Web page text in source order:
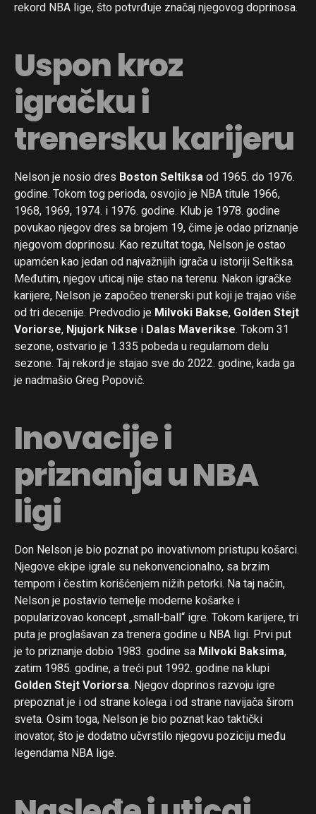
rekord NBA lige, što potvrđuje značaj njegovog doprinosa.
Uspon kroz
igračku i
trenersku karijeru
Nelson je nosio dres Boston Seltiksa od 1965. do 1976.
godine. Tokom tog perioda, osvojio je NBA titule 1966,
1968, 1969, 1974. i 1976. godine. Klub je 1978. godine
povukao njegov dres sa brojem 19, čime je odao priznanje
njegovom doprinosu. Kao rezultat toga, Nelson je ostao
upamćen kao jedan od najvažnijih igrača u istoriji Seltiksa.
Međutim, njegov uticaj nije stao na terenu. Nakon igračke
karijere, Nelson je započeo trenerski put koji je trajao više
od tri decenije. Predvodio je Milvoki Bakse, Golden Stejt
Voriorse, Njujork Nikse i Dalas Maverikse. Tokom 31
sezone, ostvario je 1.335 pobeda u regularnom delu
sezone. Taj rekord je stajao sve do 2022. godine, kada ga
je nadmašio Greg Popovič.
Inovacije i
priznanja u NBA
ligi
Don Nelson je bio poznat po inovativnom pristupu košarci.
Njegove ekipe igrale su nekonvencionalno, sa brzim
tempom i čestim korišćenjem nižih petorki. Na taj način,
Nelson je postavio temelje moderne košarke i
popularizovao koncept „small-ball“ igre. Tokom karijere, tri
puta je proglašavan za trenera godine u NBA ligi. Prvi put
je to priznanje dobio 1983. godine sa Milvoki Baksima,
zatim 1985. godine, a treći put 1992. godine na klupi
Golden Stejt Voriorsa. Njegov doprinos razvoju igre
prepoznat je i od strane kolega i od strane navijača širom
sveta. Osim toga, Nelson je bio poznat kao taktički
inovator, što je dodatno učvrstilo njegovu poziciju među
legendama NBA lige.
Flipboard
Reddit